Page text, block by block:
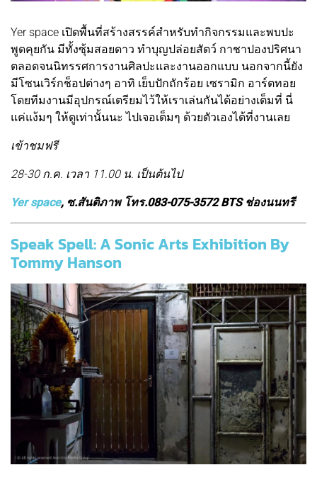
Yer space เปิดพื้นที่สร้างสรรค์สำหรับทำกิจกรรมและพบปะ
พูดคุยกัน มีทั้งซุ้มสอยดาว ทำบุญปล่อยสัตว์ กาชาปองปริศนา
ตลอดจนนิทรรศการงานศิลปะและงานออกแบบ นอกจากนี้ยัง
มีโซนเวิร์กช็อปต่างๆ อาทิ เย็บปักถักร้อย เซรามิก อาร์ตทอย
โดยทีมงานมีอุปกรณ์เตรียมไว้ให้เราเล่นกันได้อย่างเต็มที่ นี่
แค่แง้มๆ ให้ดูเท่านั้นนะ ไปเจอเต็มๆ ด้วยตัวเองได้ที่งานเลย
เข้าชมฟรี
28-30 ก.ค. เวลา 11.00 น. เป็นต้นไป
Yer space, ซ.สันติภาพ โทร.083-075-3572 BTS ช่องนนทรี
Speak Spell: A Sonic Arts Exhibition By
Tommy Hanson